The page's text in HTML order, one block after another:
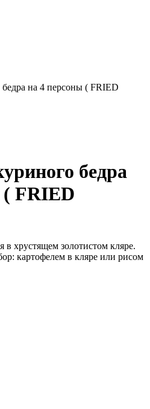
на 4 персоны ( FRIED
бедра
( FRIED
в хрустящем золотистом кляре.
картофелем в кляре или рисом